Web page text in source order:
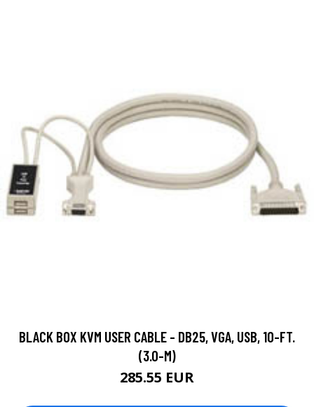
BLACK BOX KVM USER CABLE - DB25, VGA, USB, 10-FT.
(3.0-M)
285.55 EUR